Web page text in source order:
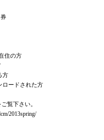
住の方
方
ロードされた方
覧下さい。
2013spring/